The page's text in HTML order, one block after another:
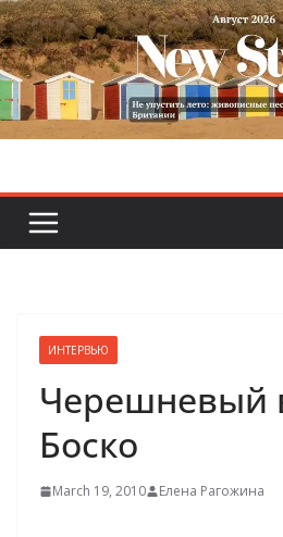
Skip
to
content
ИНТЕРВЬЮ
Черешневый
Боско
March 19, 2010 Елена Рагожина